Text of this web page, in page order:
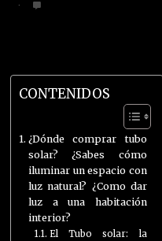
CONTENIDOS
¿Dónde comprar tubo
solar? ¿Sabes cómo
iluminar un espacio con
luz natural? ¿Como dar
luz a una habitación
interior?
El Tubo solar: la